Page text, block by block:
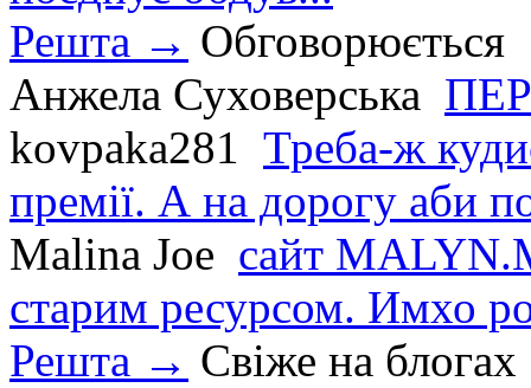
Решта → Обговорюється
Анжела Суховерська
kovpaka281 Треба-ж
премії. А на дорогу аби
Malina Joe сайт
старим ресурсом. Имхо
Решта → Свіже на блогах